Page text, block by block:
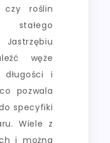
czy roślin
Jastrzębiu
węże
i
pozwala
specyfiki
Wiele z
i można